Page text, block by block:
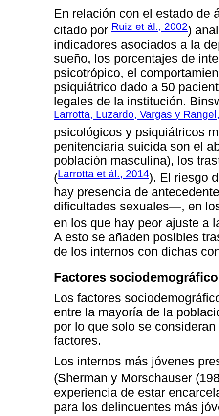
En relación con el estado de
citado por Ruiz et ál., 2002)
indicadores asociados a la
sueño, los porcentajes de
psicotrópico, el
psiquiátrico dado a 50
legales de la institución.
Larrotta, Luzardo, Vargas y
psicológicos y psiquiátricos
penitenciaria suicida son el
población masculina), los
(Larrotta et ál., 2014). El riesgo
hay presencia de
dificultades sexuales―, en
en los que hay peor ajuste a
A esto se añaden posibles
de los internos con dichas
Factores
Los factores
entre la mayoría de la
por lo que solo se
factores.
Los internos más jóvenes
(Sherman y Morschauser
experiencia de estar
para los delincuentes más